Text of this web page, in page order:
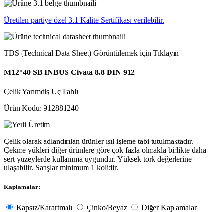
Üretilen partiye özel 3.1 Kalite Sertifikası verilebilir.
TDS (Technical Data Sheet) Görüntülemek için Tıklayın
M12*40 SB INBUS Civata 8.8 DIN 912
ÇelikYarımdiş Uç Pahlı
Ürün Kodu: 912881240
Çelik olarak adlandırılan ürünler ısıl işleme tabi tutulmaktadır.
Çekme yükleri diğer ürünlere göre çok fazla olmakla birlikte daha
sert yüzeylerde kullanıma uygundur. Yüksek tork değerlerine
ulaşabilir. Satışlar minimum 1 kolidir.
Kaplamalar:
Kapsız/Karartmalı Çinko/Beyaz Diğer Kaplamalar